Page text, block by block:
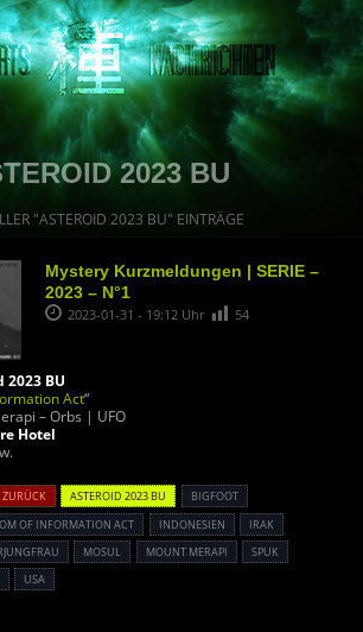
2023 BU
"ASTEROID 2023 BU" EINTRÄGE
Mystery Kurzmeldungen | SERIE –
2023 – N°1
2023-01-31 - 19:12 Uhr 54
2023 BU
Act“
– Orbs | UFO
Hotel
ZURÜCK ASTEROID 2023 BU
BIGFOOT
OF INFORMATION ACT INDONESIEN
IRAK
MOSUL MOUNT MERAPI
SPUK
USA